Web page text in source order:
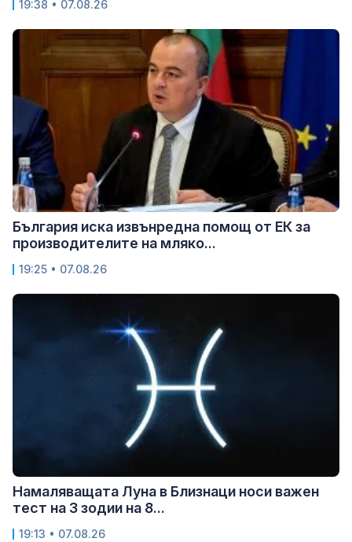
19:38 • 07.08.26
България иска извънредна помощ от ЕК за
производителите на мляко...
19:25 • 07.08.26
Намаляващата Луна в Близнаци носи важен
тест на 3 зодии на 8...
19:13 • 07.08.26